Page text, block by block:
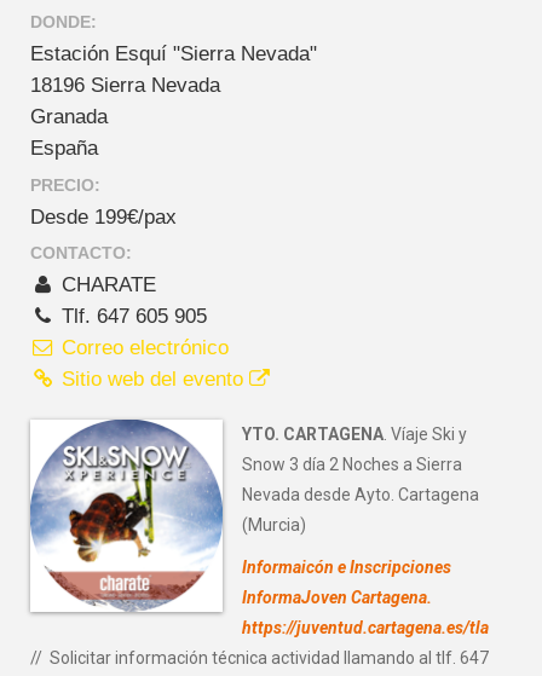
DONDE:
Estación Esquí "Sierra Nevada"
18196 Sierra Nevada
Granada
España
PRECIO:
Desde 199€/pax
CONTACTO:
CHARATE
Tlf. 647 605 905
Correo electrónico
Sitio web del evento
YTO. CARTAGENA . Víaje Ski y
Snow 3 día 2 Noches a Sierra
Nevada desde Ayto. Cartagena
(Murcia)
Informaicón e Inscripciones
InformaJoven Cartagena.
https://juventud.cartagena.es/tla
// Solicitar información técnica actividad llamando al tlf. 647